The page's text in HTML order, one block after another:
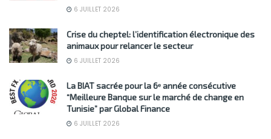
6 JUILLET 2026
Crise du cheptel: l’identification électronique des
animaux pour relancer le secteur
6 JUILLET 2026
La BIAT sacrée pour la 6ᵉ année consécutive
“Meilleure Banque sur le marché de change en
Tunisie” par Global Finance
6 JUILLET 2026